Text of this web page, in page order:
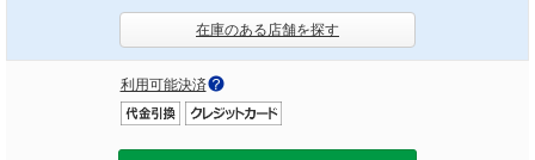
在庫のある店舗を探す
利用可能決済